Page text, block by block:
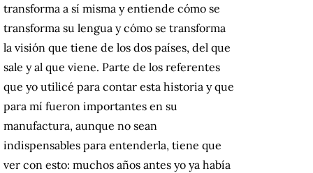
transforma a sí misma y entiende cómo se
transforma su lengua y cómo se transforma
la visión que tiene de los dos países, del que
sale y al que viene. Parte de los referentes
que yo utilicé para contar esta historia y que
para mí fueron importantes en su
manufactura, aunque no sean
indispensables para entenderla, tiene que
ver con esto: muchos años antes yo ya había